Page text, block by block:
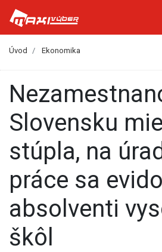
Úvod Ekonomika
Nezamestnanosť na
Slovensku
stúpla, na
práce sa
absolventi
škôl